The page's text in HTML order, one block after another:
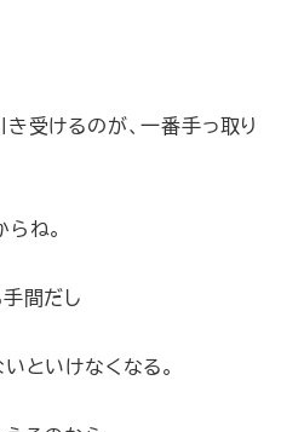
受けるのが、一番手っ取り
ね。
間だし
といけなくなる。